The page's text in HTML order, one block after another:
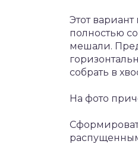
Этот
полностью
мешали.
собрать в
На фото